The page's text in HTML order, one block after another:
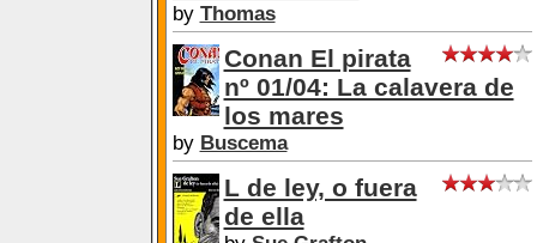
Conan El pirata
nº 01/04: La calavera de
los mares
byBuscema
L de ley, o fuera
de ella
bySue Grafton